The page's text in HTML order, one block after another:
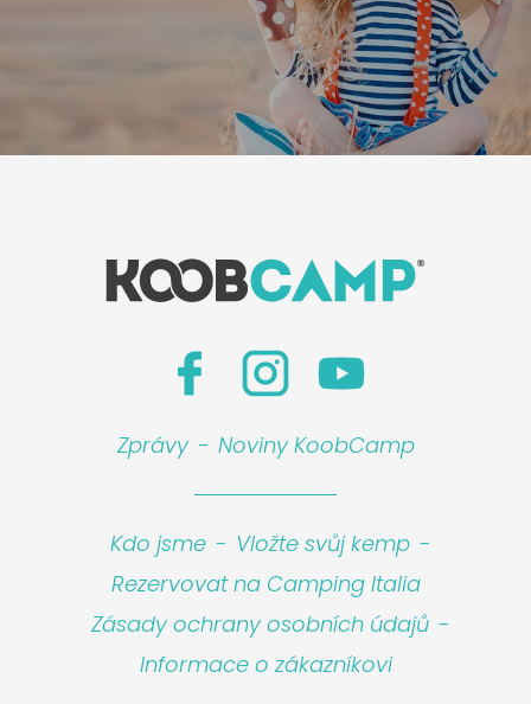
Zprávy - Noviny KoobCamp
Kdo jsme - Vložte svůj kemp -
Rezervovat na Camping Italia
Zásady ochrany osobních údajů -
Informace o zákazníkovi